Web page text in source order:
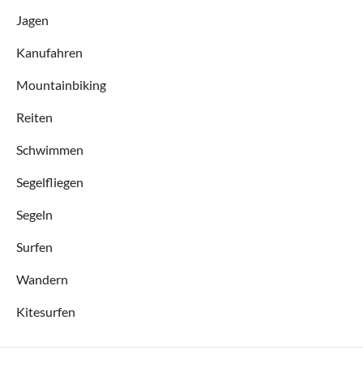
Jagen
Kanufahren
Mountainbiking
Reiten
Schwimmen
Segelfliegen
Segeln
Surfen
Wandern
Kitesurfen